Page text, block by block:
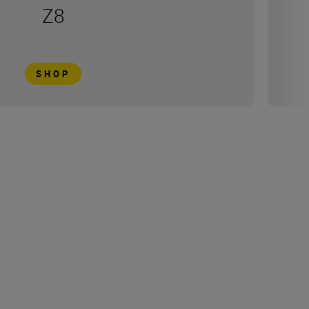
Z8
SHOP